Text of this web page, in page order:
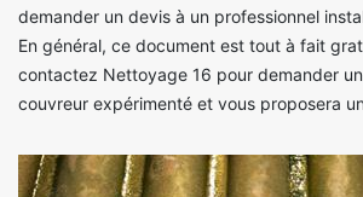
demander un devis à un professionnel
En général, ce document est tout à fait
contactez Nettoyage 16 pour demander
couvreur expérimenté et vous proposera